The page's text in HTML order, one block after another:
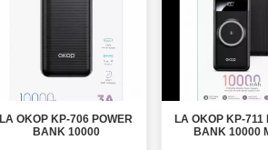
LA OKOP KP-706 POWER
BANK 10000
LA OKOP KP-711
BANK 10000